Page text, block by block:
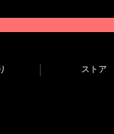
ストア